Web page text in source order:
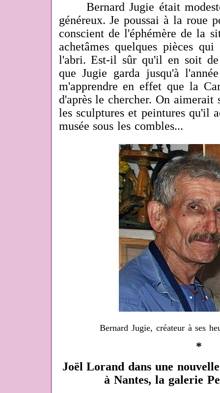
Bernard Jugie était
généreux. Je poussai à la roue
conscient de l'éphémère de la
achetâmes quelques pièces
l'abri. Est-il sûr qu'il en soit
que Jugie garda jusqu'à
m'apprendre en effet que la
d'après le chercher. On aimerait
les sculptures et peintures qu'il
musée sous les combles...
Bernard Jugie, créateur à ses
*
Joël Lorand dans une
à Nantes, la galerie